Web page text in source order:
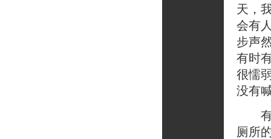
天，
会有
步声
有时
很懦
没有
有
厕所